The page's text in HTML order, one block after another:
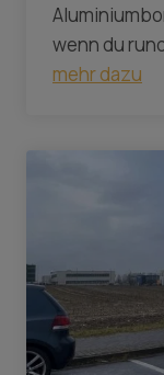
wenn du
mehr dazu